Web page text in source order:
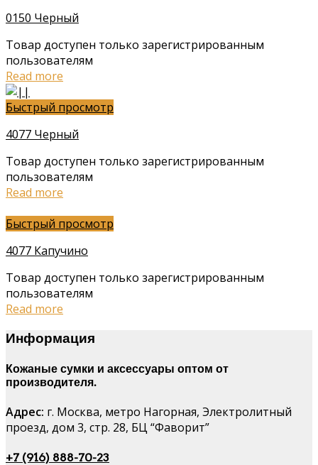
0150 Черный
Товар доступен только зарегистрированным
пользователям
Read more
Быстрый просмотр
4077 Черный
Товар доступен только зарегистрированным
пользователям
Read more
Быстрый просмотр
4077 Капучино
Товар доступен только зарегистрированным
пользователям
Read more
Информация
Кожаные сумки и аксессуары оптом от
производителя.
Адрес: г. Москва, метро Нагорная, Электролитный
проезд, дом 3, стр. 28, БЦ “Фаворит”
+7 (916) 888-70-23